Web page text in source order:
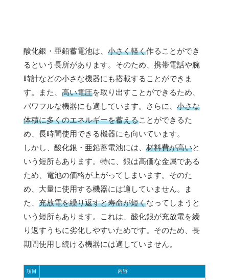
酸化銀・亜鉛蓄電池は、 小さく軽く作ることができ
るという長所があります。そのため、携帯電話や腕
時計などの小さな機器にも搭載することができま
す。また、 高い電圧を取り出すことができるため、
パワフルな機器にも適しています。さらに、 小さな
体積に多くのエネルギーを蓄えることができるた
め、長時間使用できる機器にも向いています。
しかし、酸化銀・亜鉛蓄電池には、 材料費が高いと
いう短所もあります。特に、銀は高価な金属である
ため、電池の価格が上がってしまいます。そのた
め、大量に使用する機器には適していません。ま
た、 充放電を繰り返すと寿命が短くなってしまうと
いう短所もあります。これは、酸化銀が充放電を繰
り返すうちに劣化しやすいためです。そのため、長
期間使用し続ける機器には適していません。
項目 内容